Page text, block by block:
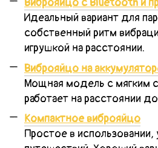
Виброяйцо с Bluetooth и
Идеальный вариант для
собственный ритм
игрушкой на расстоянии.
Виброяйцо на
Мощная модель с мягким
работает на расстоянии
Компактное виброяйцо
Простое в